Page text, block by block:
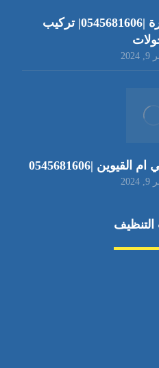
بناء مظلات في الفجيرة |0545681606| تركيب
|0545681606